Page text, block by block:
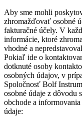
Aby sme mohli
zhromažďovať osobné
fakturačné účely. V
informácie, ktoré
vhodné a
Pokiaľ ide o
dotknuté osoby
osobných údajov, v
Spoločnosť Bolf
osobné údaje z dôvodu
obchode a
údaje: